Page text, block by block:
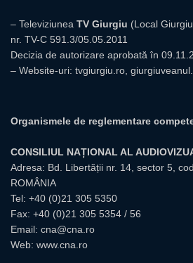
– Televiziunea TV Giurgiu (Local
nr. TV-C 591.3/05.05.2011
Decizia de autorizare aprobată în
– Website-uri: tvgiurgiu.ro
Organismele de reglementare
CONSILIUL NAȚIONAL AL
Adresa: Bd. Libertății nr. 14, sector 5,
ROMÂNIA
Tel: +40 (0)21 305 5350
Fax: +40 (0)21 305 5354 / 56
Email: cna@cna.ro
Web: www.cna.ro